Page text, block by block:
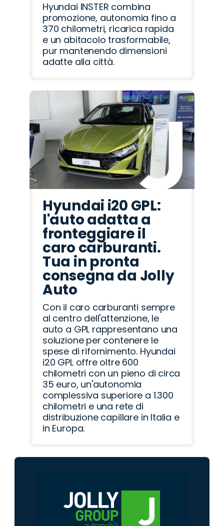
Hyundai INSTER combina
promozione, autonomia fino a
370 chilometri, ricarica rapida
e un abitacolo trasformabile,
pur mantenendo dimensioni
adatte alla città.
Hyundai i20 GPL:
l'auto adatta a
fronteggiare il
caro carburanti.
Tua in pronta
consegna da Jolly
Auto
Con il caro carburanti sempre
al centro dell'attenzione, le
auto a GPL rappresentano una
soluzione per contenere le
spese di rifornimento. Hyundai
i20 GPL offre oltre 600
chilometri con un pieno di circa
35 euro, un'autonomia
complessiva superiore a 1.300
chilometri e una rete di
distribuzione capillare in Italia e
in Europa.